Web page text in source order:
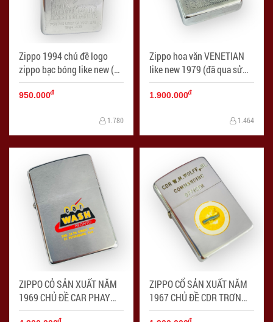
Zippo 1994 chủ đề logo
zippo bạc bóng like new (đã
qua sử dụng) - Mã SP:
ZPC4257-4
950.000đ
1.780
Zippo hoa văn VENETIAN
like new 1979 (đã qua sử
dụng) - Mã SP: ZPC4257-5
1.900.000đ
1.464
ZIPPO CỎ SẢN XUẤT NĂM
1969 CHỦ ĐỀ CAR PHAY
XƯỚC - Mã SP: ZPC4257-6
đ
ZIPPO CỔ SẢN XUẤT NĂM
1967 CHỦ ĐỀ CDR TRƠN
BÓNG LIKE NEW ( đã qua sử
đ